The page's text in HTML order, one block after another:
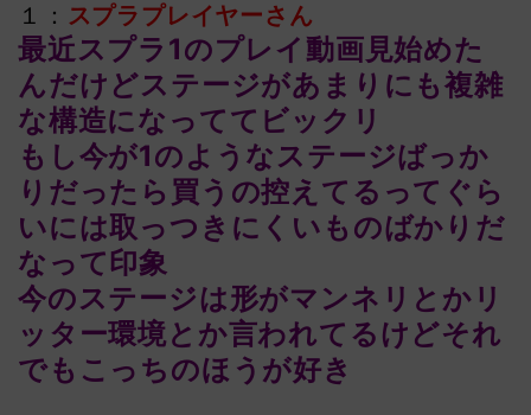
１： スプラプレイヤーさん
最近スプラ1のプレイ動画見始めた
んだけどステージがあまりにも複雑
な構造になっててビックリ
もし今が1のようなステージばっか
りだったら買うの控えてるってぐら
いには取っつきにくいものばかりだ
なって印象
今のステージは形がマンネリとかリ
ッター環境とか言われてるけどそれ
でもこっちのほうが好き